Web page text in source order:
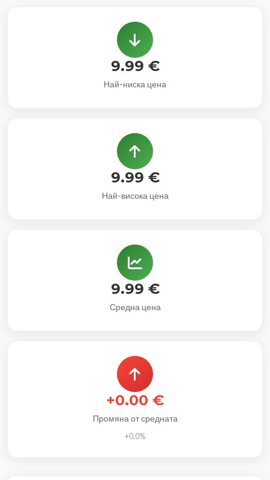
9.99 €
Най-ниска цена
9.99 €
Най-висока цена
9.99 €
Средна цена
+0.00 €
Промяна от средната
+0.0%